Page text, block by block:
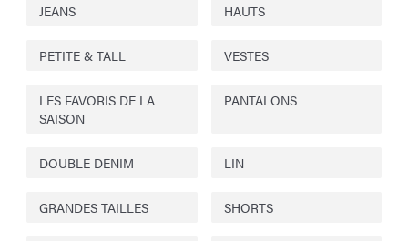
JEANS HAUTS
PETITE & TALL VESTES
LES FAVORIS DE LA
SAISON
PANTALONS
DOUBLE DENIM LIN
GRANDES TAILLES SHORTS